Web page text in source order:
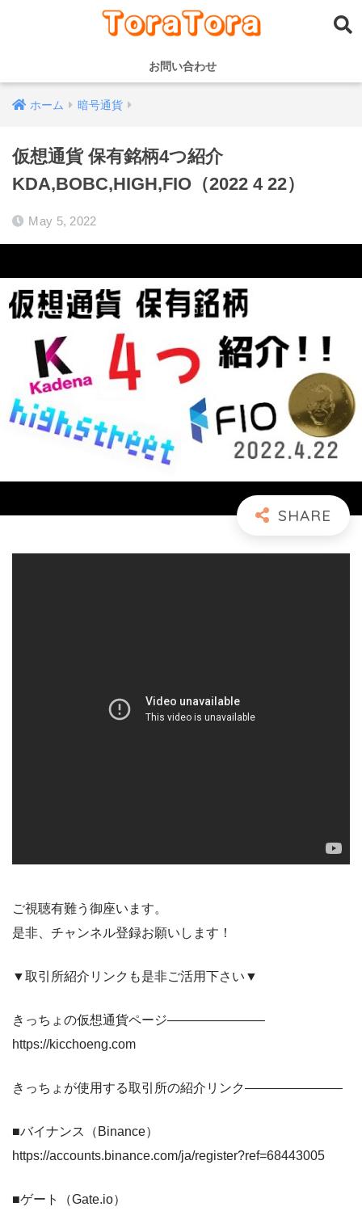
お問い合わせ
ホーム 暗号通貨
仮想通貨 保有銘柄4つ紹介
KDA,BOBC,HIGH,FIO（2022 4 22）
May 5, 2022
ご視聴有難う御座います。
是非、チャンネル登録お願いします！
▼取引所紹介リンクも是非ご活用下さい▼
きっちょの仮想通貨ページ———————–
https://kicchoeng.com
きっちょが使用する取引所の紹介リンク———————–
■バイナンス（Binance）
https://accounts.binance.com/ja/register?ref=68443005
■ゲート（Gate.io）